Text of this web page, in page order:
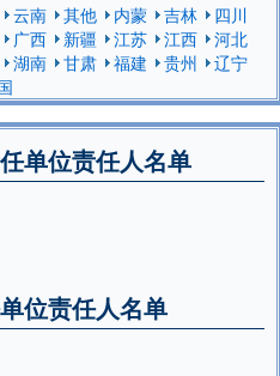
云南 其他 内蒙 吉林
四川
广西 新疆 江苏 江西
河北
湖南 甘肃 福建 贵州
辽宁
单位责任人名单
位责任人名单